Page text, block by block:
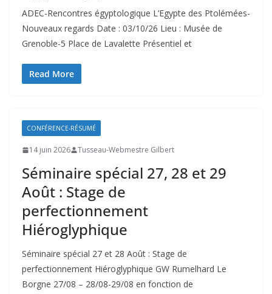
ADEC-Rencontres égyptologique L’Egypte des Ptolémées-
Nouveaux regards Date : 03/10/26 Lieu : Musée de
Grenoble-5 Place de Lavalette Présentiel et
Read More
CONFÉRENCE-RÉSUMÉ
14 juin 2026 Tusseau-Webmestre Gilbert
Séminaire spécial 27, 28 et 29
Août : Stage de
perfectionnement
Hiéroglyphique
Séminaire spécial 27 et 28 Août : Stage de
perfectionnement Hiéroglyphique GW Rumelhard Le
Borgne 27/08 – 28/08-29/08 en fonction de